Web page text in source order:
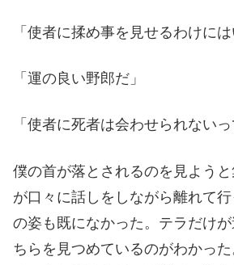
「使者に揉め事を見せるわけに
「運の良い野郎だ」
「使者に死者は会わせられないっ
僕の首が落とされるのを見よう
が口々に話しをしながら離れて
の姿も既になかった。テラだけ
ちらを見つめているのがわかった